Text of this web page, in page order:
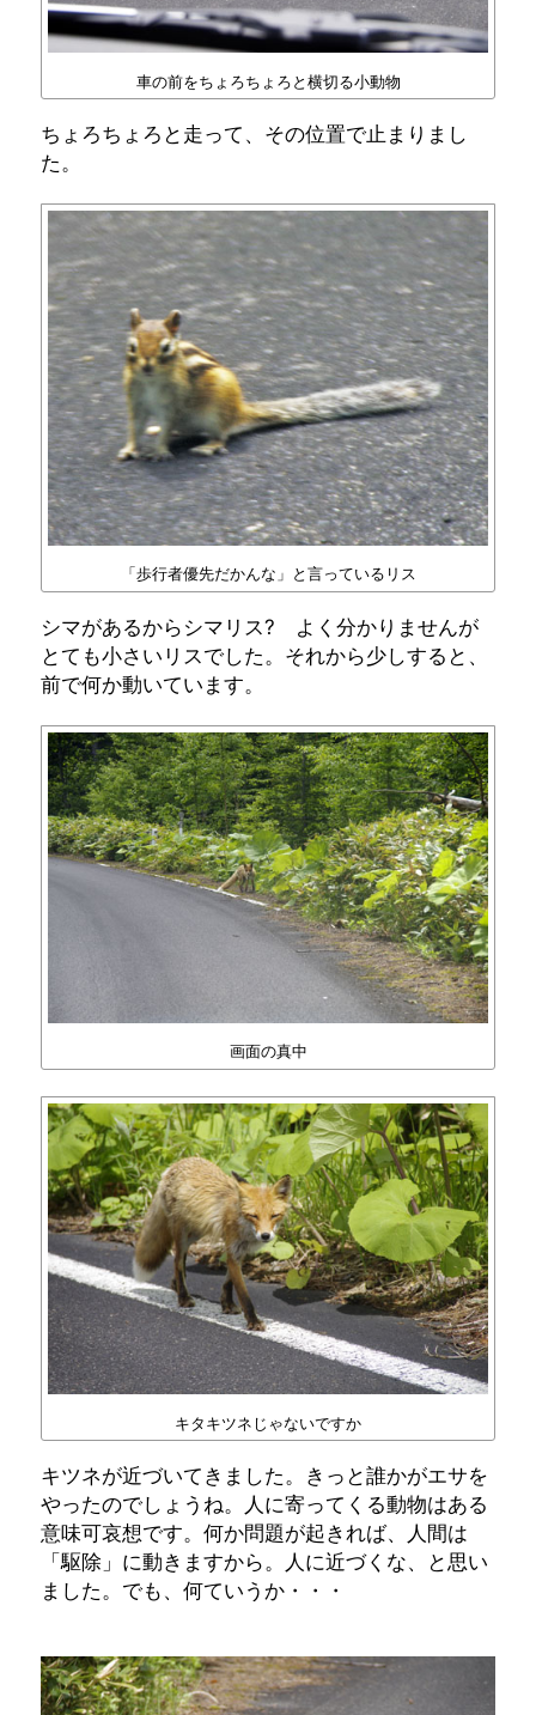
車の前をちょろちょろと横切る小動物
ちょろちょろと走って、その位置で止まりまし
た。
「歩行者優先だかんな」と言っているリス
シマがあるからシマリス? よく分かりませんが
とても小さいリスでした。それから少しすると、
前で何か動いています。
画面の真中
キタキツネじゃないですか
キツネが近づいてきました。きっと誰かがエサを
やったのでしょうね。人に寄ってくる動物はある
意味可哀想です。何か問題が起きれば、人間は
「駆除」に動きますから。人に近づくな、と思い
ました。でも、何ていうか・・・